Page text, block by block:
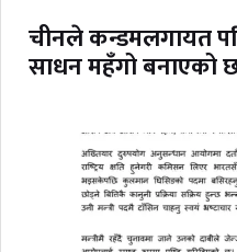
चीनले कन्डमलगायत
साधन महँगो बनाएको